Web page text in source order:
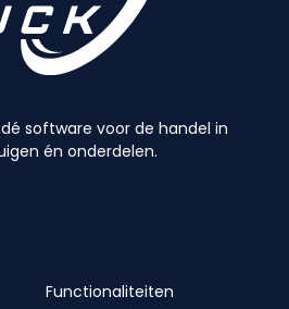
software voor de handel in
én onderdelen.
Functionaliteiten